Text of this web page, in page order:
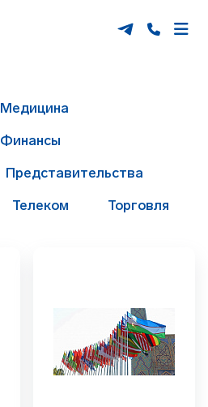
Медицина
Финансы
Представительства
Телеком Торговля